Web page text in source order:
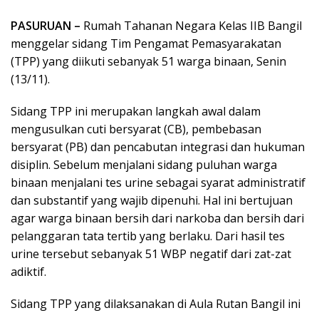
PASURUAN – Rumah Tahanan Negara Kelas IIB Bangil
menggelar sidang Tim Pengamat Pemasyarakatan
(TPP) yang diikuti sebanyak 51 warga binaan, Senin
(13/11).
Sidang TPP ini merupakan langkah awal dalam
mengusulkan cuti bersyarat (CB), pembebasan
bersyarat (PB) dan pencabutan integrasi dan hukuman
disiplin. Sebelum menjalani sidang puluhan warga
binaan menjalani tes urine sebagai syarat administratif
dan substantif yang wajib dipenuhi. Hal ini bertujuan
agar warga binaan bersih dari narkoba dan bersih dari
pelanggaran tata tertib yang berlaku. Dari hasil tes
urine tersebut sebanyak 51 WBP negatif dari zat-zat
adiktif.
Sidang TPP yang dilaksanakan di Aula Rutan Bangil ini